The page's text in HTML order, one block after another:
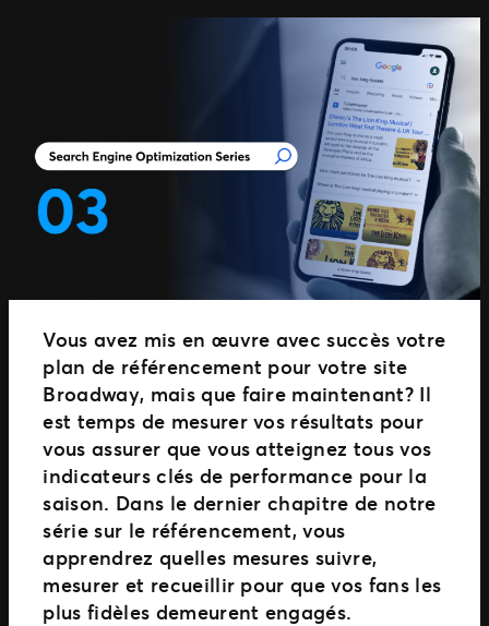
Vous avez mis en œuvre avec succès votre
plan de référencement pour votre site
Broadway, mais que faire maintenant? Il
est temps de mesurer vos résultats pour
vous assurer que vous atteignez tous vos
indicateurs clés de performance pour la
saison. Dans le dernier chapitre de notre
série sur le référencement, vous
apprendrez quelles mesures suivre,
mesurer et recueillir pour que vos fans les
plus fidèles demeurent engagés.